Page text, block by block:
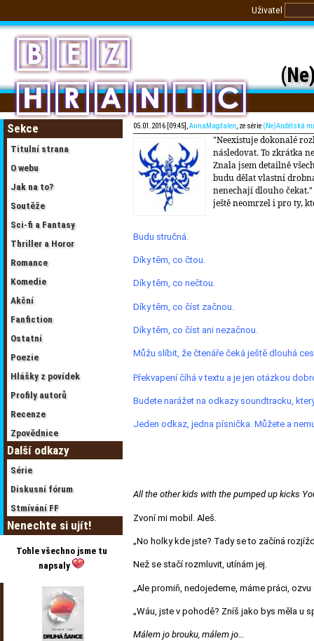
Uživatel
Sekce
Titulní strana
O webu
Jak na to?
Soutěže
Sci-fi a Fantasy
Thriller a Horor
Romance
Komedie
Akční
Fanfiction
Ostatní
Poezie
Hlášky z povídek
Profily autorů
Recenze
Zpovědnice
Další odkazy
Série
Diskusní fórum
Stmívání FF
Nenechte si ujít!
Tohle všechno jsme tu
napsaly
05.01.2016 [09:45],AnnaMagdalen, ze série (Ne)Andělská
"Neexistuje dokonalé
následovat. To zkrátka
Znala jsem detailně
budu dělat vlastní
nenechají dlouho čekat."
ještě neomrzel i pro ty,
Budu stručná.
Díky těm, co čtou.
Díky těm, co nečtou.
Díky těm, co číst začnou.
Díky těm, co číst ani nezačnou.
Můžu slíbit, že čtenáře čeká ještě dlouhá
Překvapení číhá v textu a je jen otázkou
Budete narážet na odkazy soundtracku,
Jeden odkaz, jedna písnička. Můžete a
All the other kids with the pumped up kicks
Zvoní mi mobil. Aleš.
„No holky kde jste? Tady se to začíná
Než se stačí rozmluvit, utínám jej.
„Ale promiň, nedojedeme, máme práci,
„Wáu, jste v pohodě? Zníš jako bys měla u
Málem jo brouku, málem jo…